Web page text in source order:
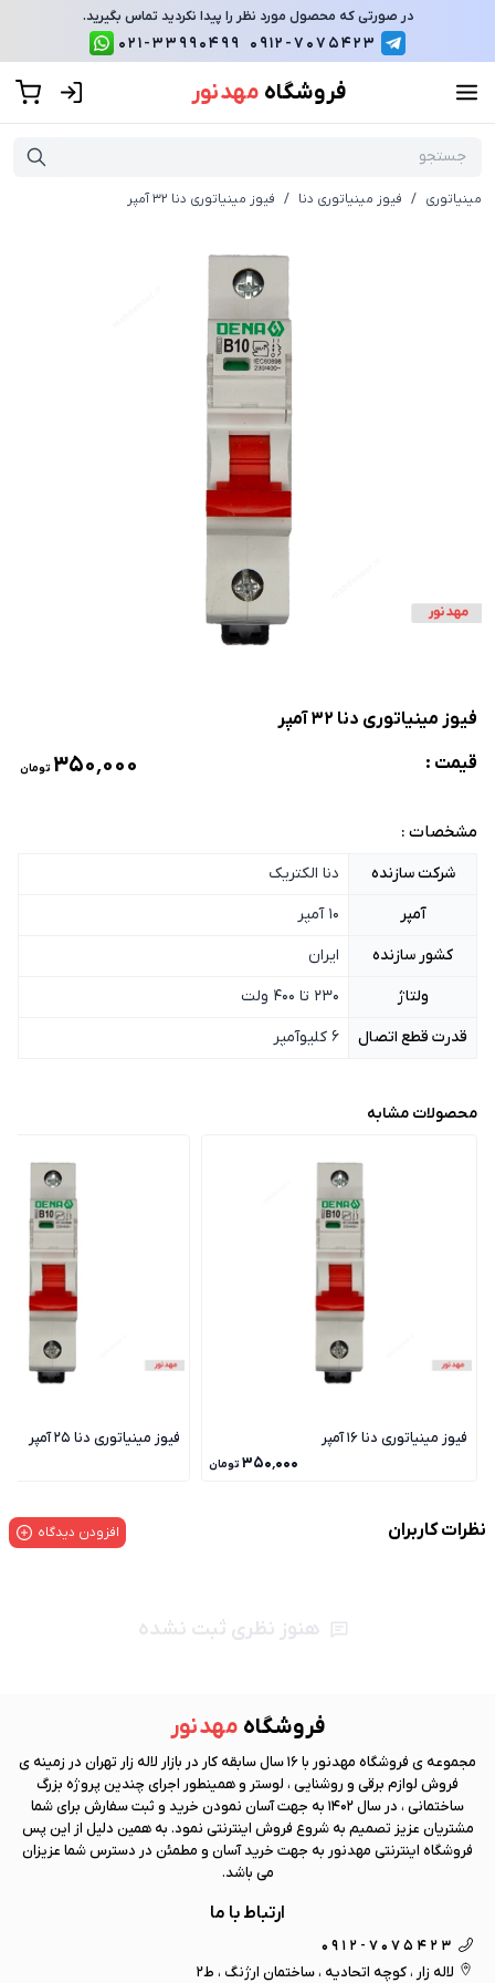
در صورتی که محصول مورد نظر را پیدا نکردید تماس بگیرید.
0912-7075423
021-33990499
فروشگاه مهد نور
مینیاتوری / فیوز مینیاتوری دنا / فیوز مینیاتوری دنا 32 آمپر
فیوز مینیاتوری دنا 32 آمپر
قیمت :
۳۵۰٬۰۰۰ تومان
مشخصات :
شرکت سازنده
دنا الکتریک
آمپر
10 آمپر
کشور سازنده
ایران
ولتاژ
230 تا 400 ولت
قدرت قطع اتصال
6 کلیوآمپر
محصولات مشابه
فیوز مینیاتوری دنا 16 آمپر
۳۵۰٬۰۰۰ تومان
فیوز مینیاتوری دنا 25 آمپر
نظرات کاربران افزودن دیدگاه
هنوز نظری ثبت نشده
فروشگاه مهد نور
مجموعه ی فروشگاه مهد نور
با 16 سال سابقه کار در بازار لاله زار تهران در زمینه ی
فروش لوازم برقی و روشنایی ، لوستر و همینطور اجرای چندین پروژه بزرگ
ساختمانی ، در سال 1402 به جهت آسان نمودن خرید و ثبت سفارش برای شما
مشتریان عزیز تصمیم به شروع فروش اینترنتی نمود. به همین دلیل از این پس
فروشگاه اینترنتی مهد نور به جهت خرید آسان و مطمئن در دسترس شما عزیزان
می باشد.
ارتباط با ما
0912-7075423
لاله زار ، کوچه اتحادیه ، ساختمان ارژنگ ، ط2